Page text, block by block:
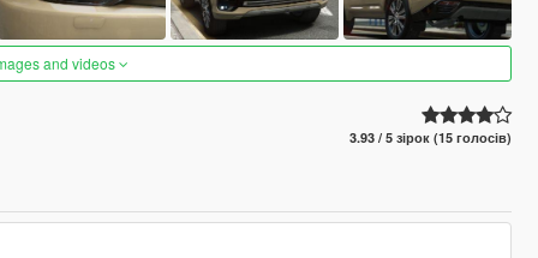
and videos
3.93 / 5 зірок (15 голосів)